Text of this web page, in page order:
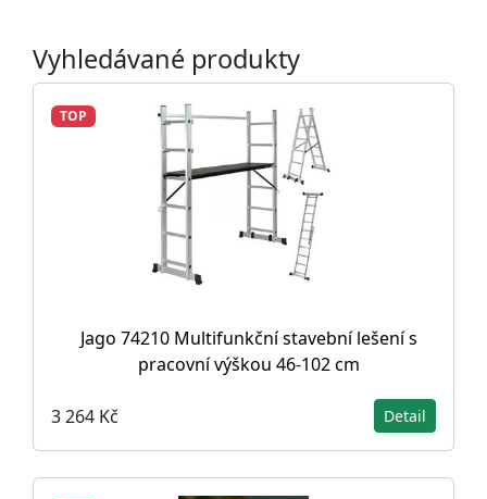
Vyhledávané produkty
TOP
Jago 74210 Multifunkční stavební lešení s
pracovní výškou 46-102 cm
3 264 Kč Detail